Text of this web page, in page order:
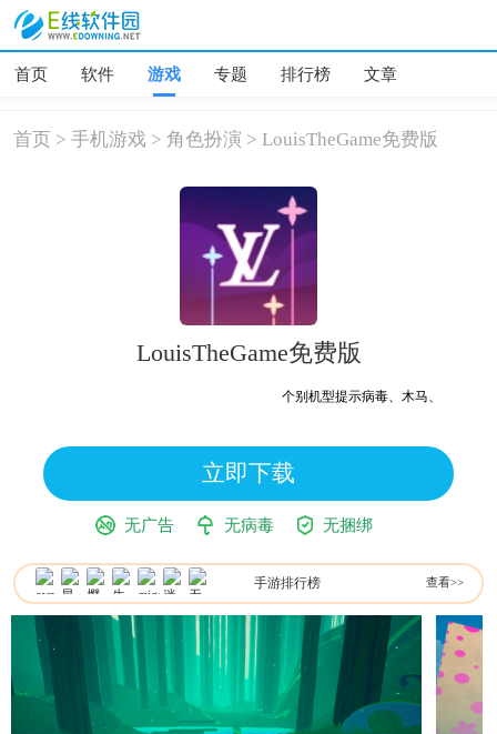
首页 软件 游戏 专题 排行榜 文章
首页 >手机游戏 >角色扮演 > LouisTheGame免费版
LouisTheGame免费版
个别机型提示病毒、木马、危险，均为误报可放
立即下载
无广告 无病毒 无捆绑
手游排行榜 查看>>